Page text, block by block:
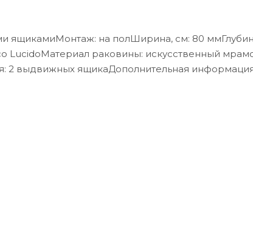
ящикамиМонтаж: на полШирина, см: 80
LucidoМатериал раковины: искусственный
2 выдвижных ящикаДополнительная